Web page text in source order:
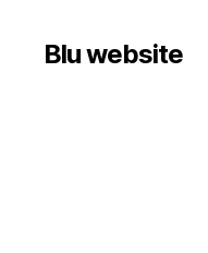
Blu website